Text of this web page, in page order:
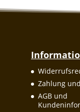
Zahlung
AGB und